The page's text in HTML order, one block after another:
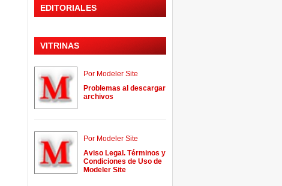
EDITORIALES
VITRINAS
Por Modeler Site
Problemas al descargar
archivos
Por Modeler Site
Aviso Legal. Términos y
Condiciones de Uso de
Modeler Site